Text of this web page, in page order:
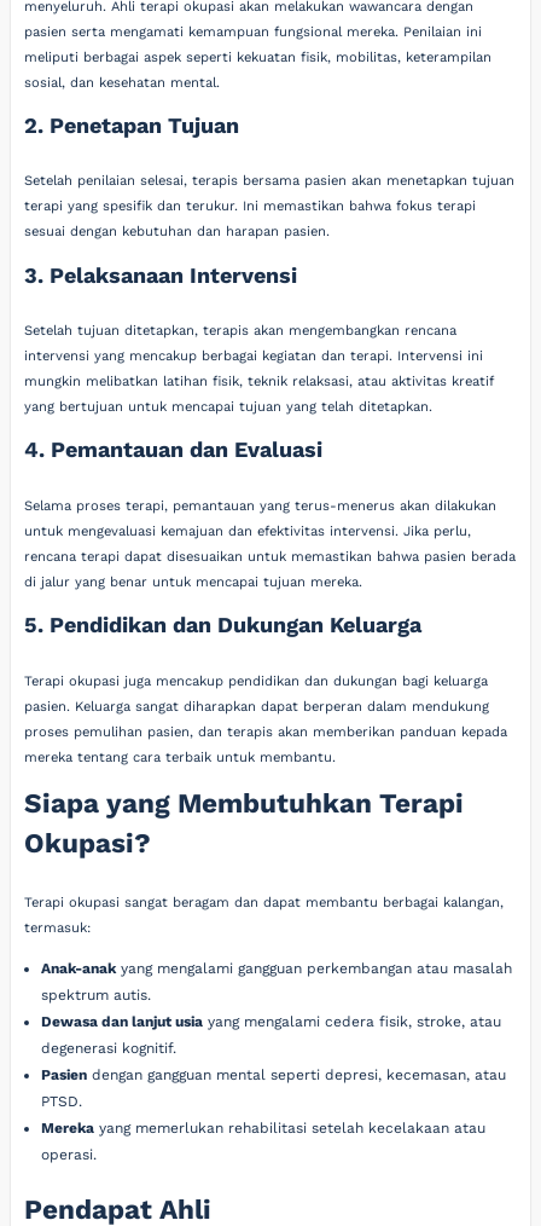
menyeluruh. Ahli terapi okupasi akan melakukan wawancara dengan
pasien serta mengamati kemampuan fungsional mereka. Penilaian ini
meliputi berbagai aspek seperti kekuatan fisik, mobilitas, keterampilan
sosial, dan kesehatan mental.
2. Penetapan Tujuan
Setelah penilaian selesai, terapis bersama pasien akan menetapkan tujuan
terapi yang spesifik dan terukur. Ini memastikan bahwa fokus terapi
sesuai dengan kebutuhan dan harapan pasien.
3. Pelaksanaan Intervensi
Setelah tujuan ditetapkan, terapis akan mengembangkan rencana
intervensi yang mencakup berbagai kegiatan dan terapi. Intervensi ini
mungkin melibatkan latihan fisik, teknik relaksasi, atau aktivitas kreatif
yang bertujuan untuk mencapai tujuan yang telah ditetapkan.
4. Pemantauan dan Evaluasi
Selama proses terapi, pemantauan yang terus-menerus akan dilakukan
untuk mengevaluasi kemajuan dan efektivitas intervensi. Jika perlu,
rencana terapi dapat disesuaikan untuk memastikan bahwa pasien berada
di jalur yang benar untuk mencapai tujuan mereka.
5. Pendidikan dan Dukungan Keluarga
Terapi okupasi juga mencakup pendidikan dan dukungan bagi keluarga
pasien. Keluarga sangat diharapkan dapat berperan dalam mendukung
proses pemulihan pasien, dan terapis akan memberikan panduan kepada
mereka tentang cara terbaik untuk membantu.
Siapa yang Membutuhkan Terapi
Okupasi?
Terapi okupasi sangat beragam dan dapat membantu berbagai kalangan,
termasuk:
Anak-anakyang mengalami gangguan perkembangan atau masalah
spektrum autis.
Dewasa dan lanjut usiayang mengalami cedera fisik, stroke, atau
degenerasi kognitif.
Pasiendengan gangguan mental seperti depresi, kecemasan, atau
PTSD.
Merekayang memerlukan rehabilitasi setelah kecelakaan atau
operasi.
Pendapat Ahli